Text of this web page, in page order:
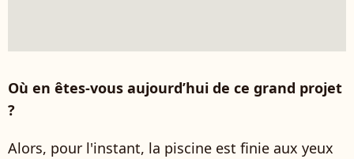
Où en êtes-vous aujourd’hui de ce grand projet
?
Alors, pour l'instant, la piscine est finie aux yeux